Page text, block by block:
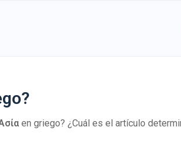
en griego? ¿Cuál es el artículo